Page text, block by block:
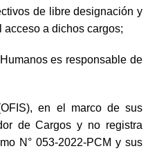
de libre designación y
acceso a dichos cargos;
es responsable de
en el marco de sus
de Cargos y no registra
N° 053-2022-PCM y sus